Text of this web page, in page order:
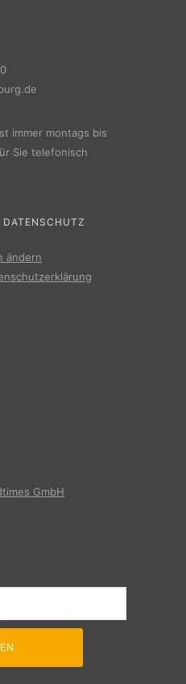
immer montags bis
Sie telefonisch
DATENSCHUTZ
ändern
GmbH